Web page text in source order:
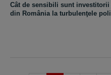
Cât de sensibili sunt investitorii
din România la turbulenţele